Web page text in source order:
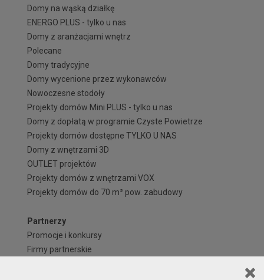
Domy na wąską działkę
ENERGO PLUS - tylko u nas
Domy z aranżacjami wnętrz
Polecane
Domy tradycyjne
Domy wycenione przez wykonawców
Nowoczesne stodoły
Projekty domów Mini PLUS - tylko u nas
Domy z dopłatą w programie Czyste Powietrze
Projekty domów dostępne TYLKO U NAS
Domy z wnętrzami 3D
OUTLET projektów
Projekty domów z wnętrzami VOX
Projekty domów do 70 m² pow. zabudowy
Partnerzy
Promocje i konkursy
Firmy partnerskie